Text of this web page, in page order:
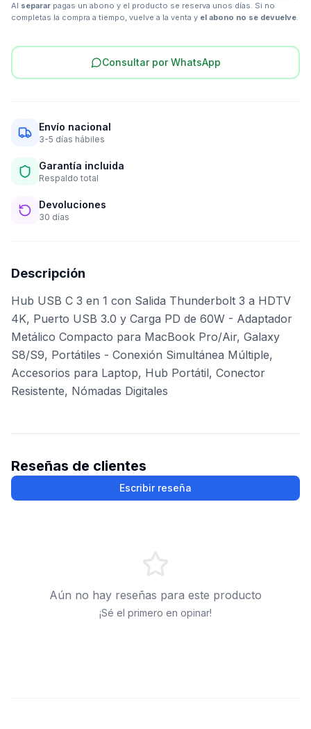
Al separar pagas un abono y el producto se reserva unos días. Si no
completas la compra a tiempo, vuelve a la venta y el abono no se devuelve.
Consultar por WhatsApp
Envío nacional
3-5 días hábiles
Garantía incluida
Respaldo total
Devoluciones
30 días
Descripción
Hub USB C 3 en 1 con Salida Thunderbolt 3 a HDTV
4K, Puerto USB 3.0 y Carga PD de 60W - Adaptador
Metálico Compacto para MacBook Pro/Air, Galaxy
S8/S9, Portátiles - Conexión Simultánea Múltiple,
Accesorios para Laptop, Hub Portátil, Conector
Resistente, Nómadas Digitales
Reseñas de clientes
Escribir reseña
Aún no hay reseñas para este producto
¡Sé el primero en opinar!